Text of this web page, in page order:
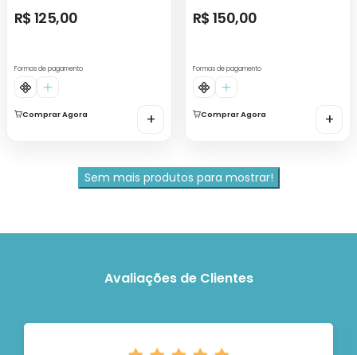
R$ 125,00
Formas de pagamento
Comprar Agora +
R$ 150,00
Formas de pagamento
Comprar Agora +
Sem mais produtos para mostrar!
Avaliações de Clientes